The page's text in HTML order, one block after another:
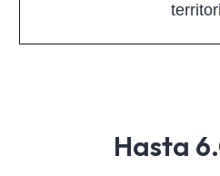
Hasta